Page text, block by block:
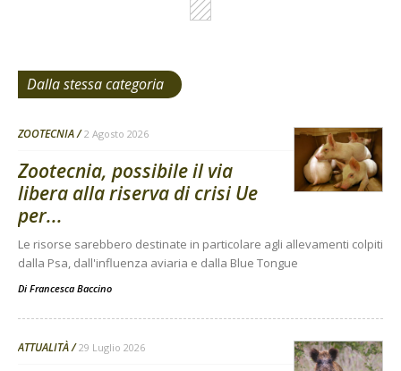
Dalla stessa categoria
ZOOTECNIA 2 Agosto 2026
Zootecnia, possibile il via
libera alla riserva di crisi Ue
per...
Le risorse sarebbero destinate in particolare agli allevamenti colpiti
dalla Psa, dall'influenza aviaria e dalla Blue Tongue
Di Francesca Baccino
ATTUALITÀ 29 Luglio 2026